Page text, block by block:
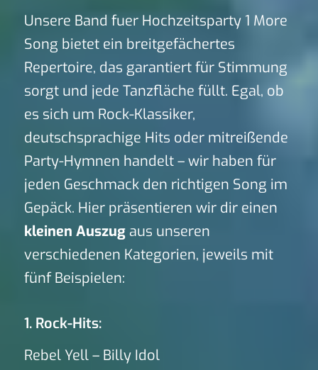
Unsere Band fuer Hochzeitsparty 1 More
Song bietet ein breitgefächertes
Repertoire, das garantiert für Stimmung
sorgt und jede Tanzfläche füllt. Egal, ob
es sich um Rock-Klassiker,
deutschsprachige Hits oder mitreißende
Party-Hymnen handelt – wir haben für
jeden Geschmack den richtigen Song im
Gepäck. Hier präsentieren wir dir einen
kleinen Auszugaus unseren
verschiedenen Kategorien, jeweils mit
fünf Beispielen:
1. Rock-Hits:
Rebel Yell – Billy Idol